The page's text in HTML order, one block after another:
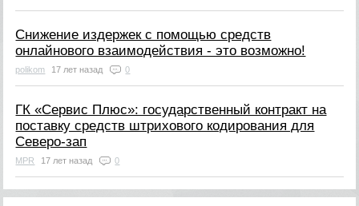
Снижение издержек с помощью средств
онлайнового взаимодействия - это возможно!
polikom 17 лет назад 0
ГК «Сервис Плюс»: государственный контракт на
поставку средств штрихового кодирования для
Северо-зап
MPR 17 лет назад 0